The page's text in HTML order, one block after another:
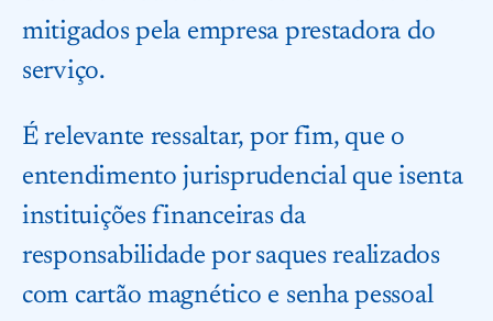
mitigados pela empresa prestadora do
serviço.
É relevante ressaltar, por fim, que o
entendimento jurisprudencial que isenta
instituições financeiras da
responsabilidade por saques realizados
com cartão magnético e senha pessoal